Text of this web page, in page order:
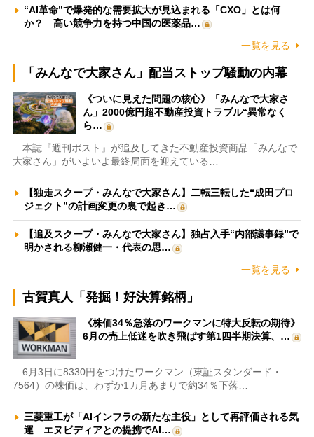
“AI革命”で爆発的な需要拡大が見込まれる「CXO」とは何
か？ 高い競争力を持つ中国の医薬品…
一覧を見る
「みんなで大家さん」配当ストップ騒動の内幕
《ついに見えた問題の核心》「みんなで大家さ
ん」2000億円超不動産投資トラブル“異常なく
ら…
本誌『週刊ポスト』が追及してきた不動産投資商品「みんなで
大家さん」がいよいよ最終局面を迎えている…
【独走スクープ・みんなで大家さん】二転三転した“成田プロ
ジェクト”の計画変更の裏で起き…
【追及スクープ・みんなで大家さん】独占入手“内部議事録”で
明かされる柳瀬健一・代表の思…
一覧を見る
古賀真人「発掘！好決算銘柄」
《株価34％急落のワークマンに特大反転の期待》
6月の売上低迷を吹き飛ばす第1四半期決算、…
6月3日に8330円をつけたワークマン（東証スタンダード・
7564）の株価は、わずか1カ月あまりで約34％下落…
三菱重工が「AIインフラの新たな主役」として再評価される気
運 エヌビディアとの提携でAI…